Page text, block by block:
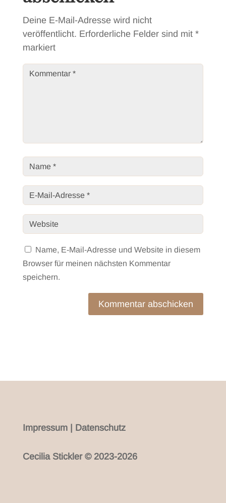
Deine E-Mail-Adresse wird nicht
veröffentlicht. Erforderliche Felder sind mit *
markiert
Name, E-Mail-Adresse und Website in diesem
Browser für meinen nächsten Kommentar
speichern.
Kommentar abschicken
Impressum| Datenschutz
Cecilia Stickler © 2023-2026